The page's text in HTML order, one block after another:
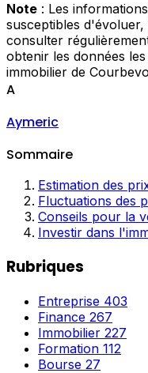
Note : Les
susceptibles
consulter
obtenir les données
immobilier de
A
Aymeric
Sommaire
Estimation des
Fluctuations des
Conseils pour la
Investir dans
Rubriques
Entreprise 403
Finance 267
Immobilier 227
Formation 112
Bourse 27